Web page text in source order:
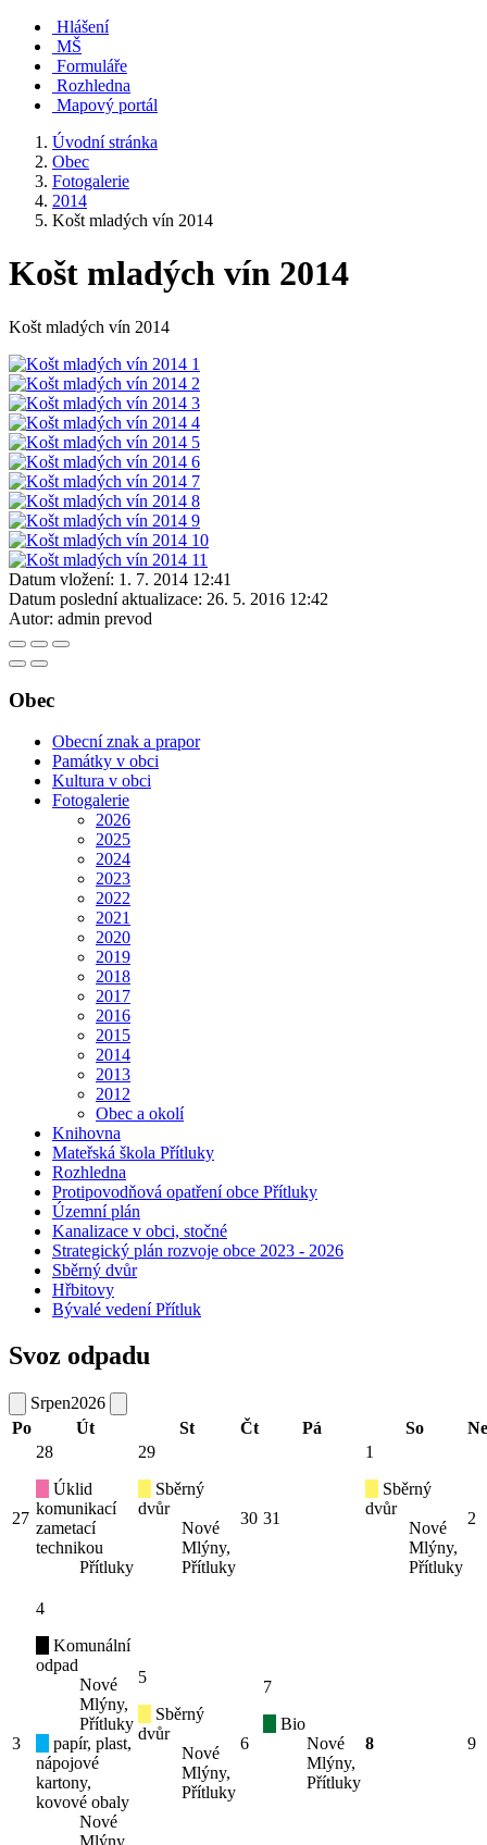
Hlášení
MŠ
Formuláře
Rozhledna
Mapový portál
Úvodní stránka
Obec
Fotogalerie
2014
Košt mladých vín 2014
Košt mladých vín 2014
Košt mladých vín 2014
Datum vložení: 1. 7. 2014 12:41
Datum poslední aktualizace: 26. 5. 2016 12:42
Autor: admin prevod
Obec
Obecní znak a prapor
Památky v obci
Kultura v obci
Fotogalerie
2026
2025
2024
2023
2022
2021
2020
2019
2018
2017
2016
2015
2014
2013
2012
Obec a okolí
Knihovna
Mateřská škola Přítluky
Rozhledna
Protipovodňová opatření obce Přítluky
Územní plán
Kanalizace v obci, stočné
Strategický plán rozvoje obce 2023 - 2026
Sběrný dvůr
Hřbitovy
Bývalé vedení Přítluk
Svoz odpadu
Srpen2026
Po
Út St Čt Pá So Ne
27
28
Úklid
komunikací
zametací
technikou
Přítluky
29
Sběrný
dvůr
Nové
Mlýny,
Přítluky
30 31
1
Sběrný
dvůr
Nové
Mlýny,
Přítluky
2
3
4
Komunální
odpad
Nové
Mlýny,
Přítluky
papír, plast,
nápojové
kartony,
kovové obaly
Nové
5
Sběrný
dvůr
Nové
Mlýny,
Přítluky
6
7
Bio
Nové
Mlýny,
Přítluky
8 9